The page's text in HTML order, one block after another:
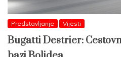
Predstavljanje Vijesti
Bugatti Destrier: